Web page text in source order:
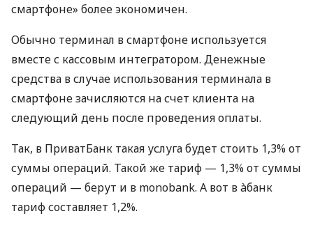
смартфоне» более экономичен.
Обычно терминал в смартфоне используется
вместе с кассовым интегратором. Денежные
средства в случае использования терминала в
смартфоне зачисляются на счет клиента на
следующий день после проведения оплаты.
Так, в ПриватБанк такая услуга будет стоить 1,3% от
суммы операций. Такой же тариф — 1,3% от суммы
операций — берут и в monobank. А вот в àбанк
тариф составляет 1,2%.